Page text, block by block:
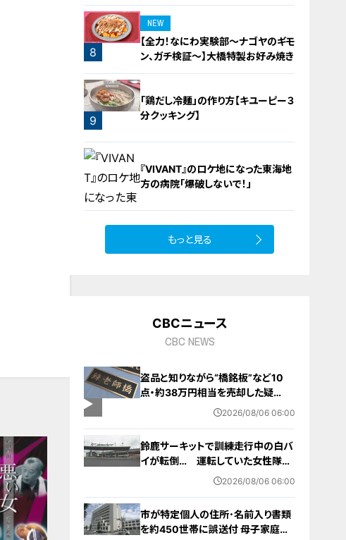
7
8
NEW
【全力！なにわ実験部～ナゴヤのギモ
ン、ガチ検証～】大橋特製お好み焼き
9
「鶏だし冷麺」の作り方【キユーピー３
分クッキング】
『VIVANT』のロケ地になった東海地
方の病院「爆破しないで！」
もっと見る
CBCニュース
CBC NEWS
盗品と知りながら“橋銘板”など10
点・約38万円相当を売却した疑
い… 無職の男（63）を逮捕 「知り
2026/08/06 06:00
鈴鹿サーキットで訓練走行中の白バ
イが転倒… 運転していた女性隊員
（20代）が頭を打つなどして重傷
2026/08/06 06:00
市が特定個人の住所･名前入り書類
を約450世帯に誤送付 母子家庭が